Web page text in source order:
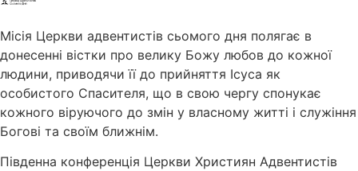
Місія Церкви адвентистів сьомого дня полягає в
донесенні вістки про велику Божу любов до кожної
людини, приводячи її до прийняття Ісуса як
особистого Спасителя, що в свою чергу спонукає
кожного віруючого до змін у власному житті і служіння
Богові та своїм ближнім.
Південна конференція Церкви Християн Адвентистів